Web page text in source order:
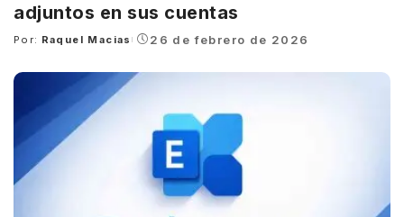
adjuntos en sus cuentas
Posted
Por: Raquel Macias 26 de febrero de 2026